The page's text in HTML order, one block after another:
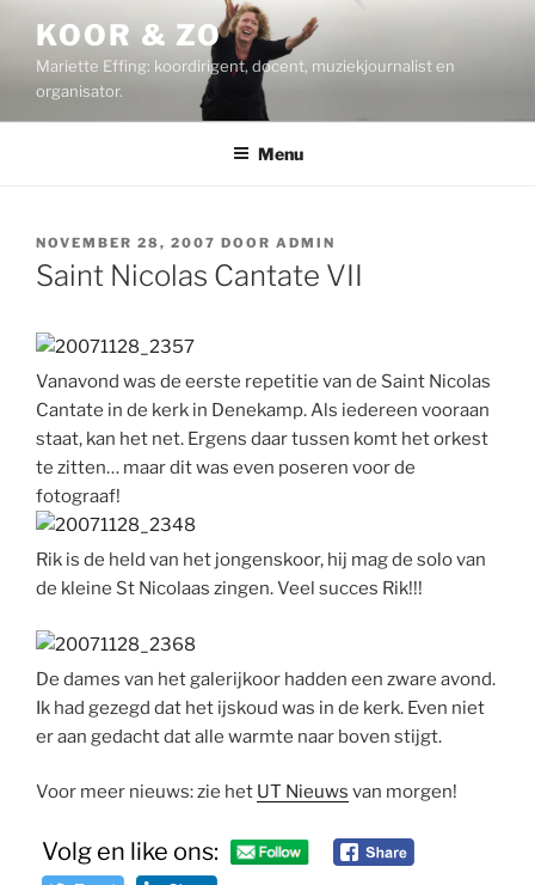
inhoud
KOOR & ZO
Mariette Effing: koordirigent, docent, muziekjournalist en
organisator.
Menu
GEPLAATST
OP
NOVEMBER 28, 2007 DOOR ADMIN
Saint Nicolas Cantate VII
Vanavond was de eerste repetitie van de Saint Nicolas
Cantate in de kerk in Denekamp. Als iedereen vooraan
staat, kan het net. Ergens daar tussen komt het orkest
te zitten… maar dit was even poseren voor de
fotograaf!
Rik is de held van het jongenskoor, hij mag de solo van
de kleine St Nicolaas zingen. Veel succes Rik!!!
De dames van het galerijkoor hadden een zware avond.
Ik had gezegd dat het ijskoud was in de kerk. Even niet
er aan gedacht dat alle warmte naar boven stijgt.
Voor meer nieuws: zie het UT Nieuws van morgen!
Volg en like ons: